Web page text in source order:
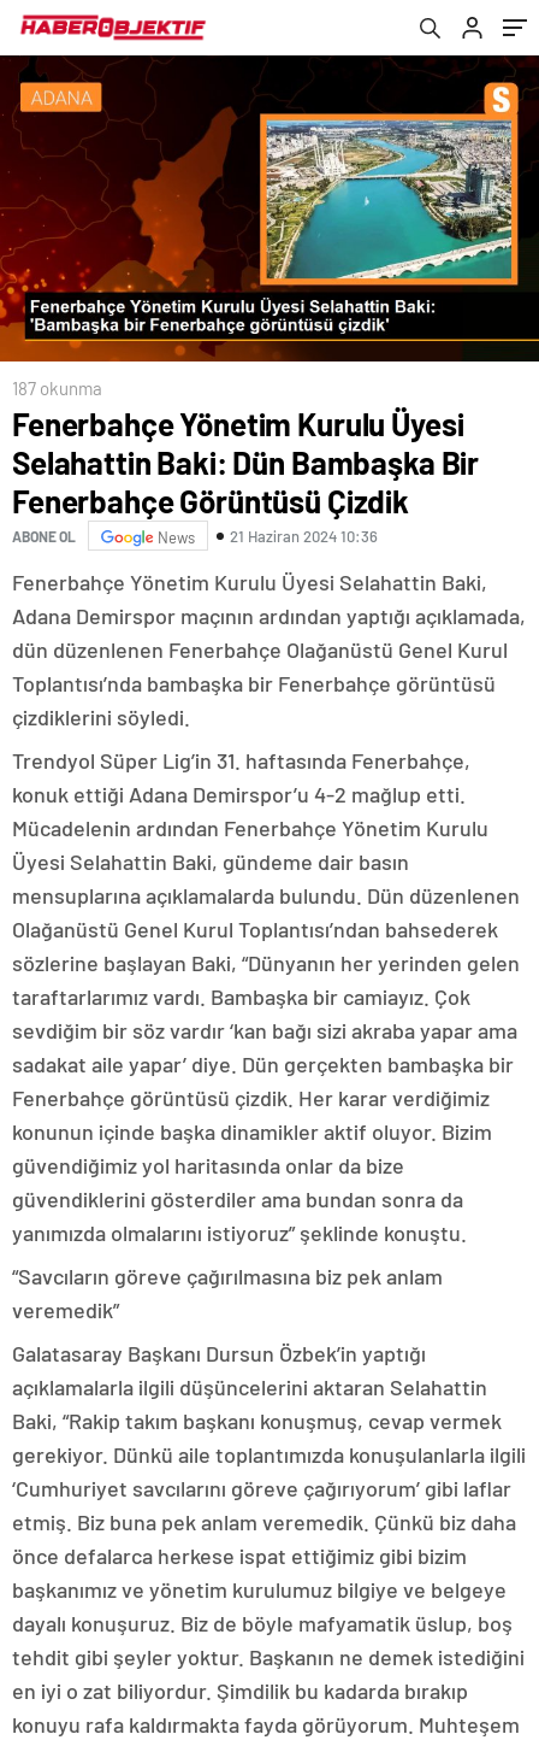
Fenerbahçe Görüntüsü Çizdik
187 okunma
Fenerbahçe Yönetim Kurulu Üyesi
Selahattin Baki: Dün Bambaşka Bir
Fenerbahçe Görüntüsü Çizdik
ABONE OL News 21 Haziran 2024 10:36
Fenerbahçe Yönetim Kurulu Üyesi Selahattin Baki,
Adana Demirspor maçının ardından yaptığı açıklamada,
dün düzenlenen Fenerbahçe Olağanüstü Genel Kurul
Toplantısı’nda bambaşka bir Fenerbahçe görüntüsü
çizdiklerini söyledi.
Trendyol Süper Lig’in 31. haftasında Fenerbahçe,
konuk ettiği Adana Demirspor’u 4-2 mağlup etti.
Mücadelenin ardından Fenerbahçe Yönetim Kurulu
Üyesi Selahattin Baki, gündeme dair basın
mensuplarına açıklamalarda bulundu. Dün düzenlenen
Olağanüstü Genel Kurul Toplantısı’ndan bahsederek
sözlerine başlayan Baki, “Dünyanın her yerinden gelen
taraftarlarımız vardı. Bambaşka bir camiayız. Çok
sevdiğim bir söz vardır ‘kan bağı sizi akraba yapar ama
sadakat aile yapar’ diye. Dün gerçekten bambaşka bir
Fenerbahçe görüntüsü çizdik. Her karar verdiğimiz
konunun içinde başka dinamikler aktif oluyor. Bizim
güvendiğimiz yol haritasında onlar da bize
güvendiklerini gösterdiler ama bundan sonra da
yanımızda olmalarını istiyoruz” şeklinde konuştu.
“Savcıların göreve çağırılmasına biz pek anlam
veremedik”
Galatasaray Başkanı Dursun Özbek’in yaptığı
açıklamalarla ilgili düşüncelerini aktaran Selahattin
Baki, “Rakip takım başkanı konuşmuş, cevap vermek
gerekiyor. Dünkü aile toplantımızda konuşulanlarla ilgili
‘Cumhuriyet savcılarını göreve çağırıyorum’ gibi laflar
etmiş. Biz buna pek anlam veremedik. Çünkü biz daha
önce defalarca herkese ispat ettiğimiz gibi bizim
başkanımız ve yönetim kurulumuz bilgiye ve belgeye
dayalı konuşuruz. Biz de böyle mafyamatik üslup, boş
tehdit gibi şeyler yoktur. Başkanın ne demek istediğini
en iyi o zat biliyordur. Şimdilik bu kadarda bırakıp
konuyu rafa kaldırmakta fayda görüyorum. Muhteşem